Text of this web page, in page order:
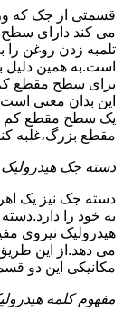
قسمتی از جک که
می کند دارای سطح
تلمبه زدن روغن
است.به همین
برای سطح مقطع کم
این بدان معنی
یک سطح مقطع کم
مقطع بزرگ،غلبه
دسته جک هیدرولیک
دسته جک نیز یک
به خود را
هیدرولیک نیروی
می دهد.از این
مکانیکی این دو
مفهوم کلمه